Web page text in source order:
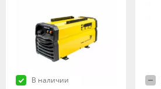
В наличии